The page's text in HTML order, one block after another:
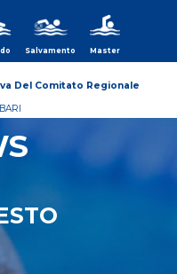
Salvamento Master
Del Comitato Regionale